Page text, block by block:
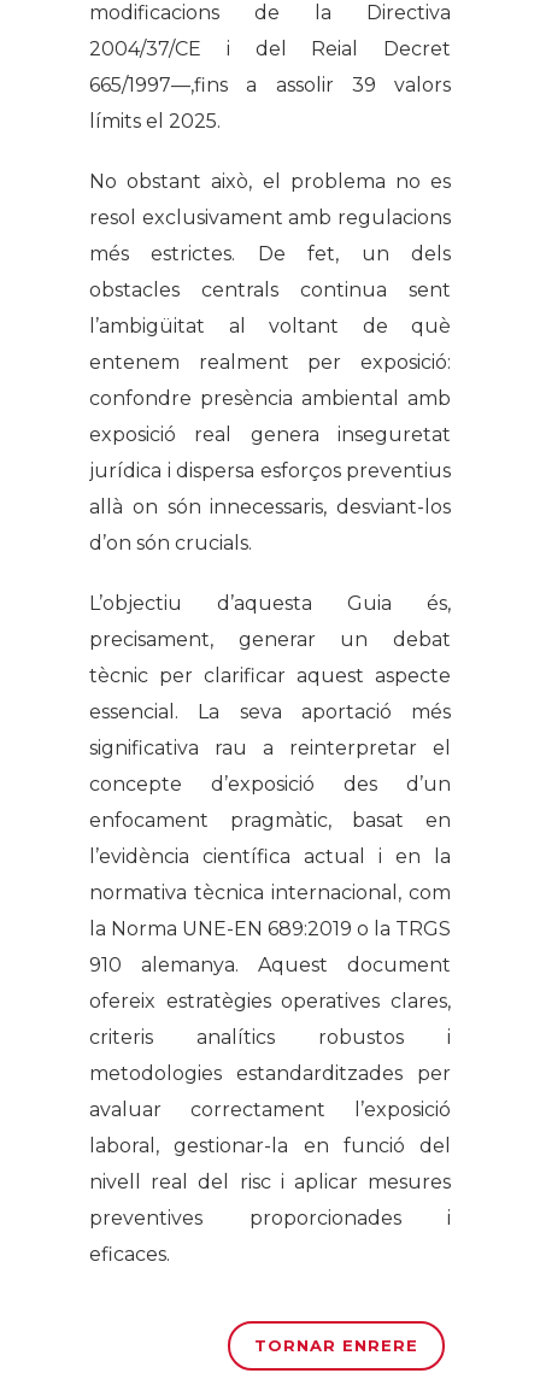
modificacions de la Directiva
2004/37/CE i del Reial Decret
665/1997—,fins a assolir 39 valors
límits el 2025.
No obstant això, el problema no es
resol exclusivament amb regulacions
més estrictes. De fet, un dels
obstacles centrals continua sent
l’ambigüitat al voltant de què
entenem realment per exposició:
confondre presència ambiental amb
exposició real genera inseguretat
jurídica i dispersa esforços preventius
allà on són innecessaris, desviant-los
d’on són crucials.
L’objectiu d’aquesta Guia és,
precisament, generar un debat
tècnic per clarificar aquest aspecte
essencial. La seva aportació més
significativa rau a reinterpretar el
concepte d’exposició des d’un
enfocament pragmàtic, basat en
l’evidència científica actual i en la
normativa tècnica internacional, com
la Norma UNE-EN 689:2019 o la TRGS
910 alemanya. Aquest document
ofereix estratègies operatives clares,
criteris analítics robustos i
metodologies estandarditzades per
avaluar correctament l’exposició
laboral, gestionar-la en funció del
nivell real del risc i aplicar mesures
preventives proporcionades i
eficaces.
TORNAR ENRERE